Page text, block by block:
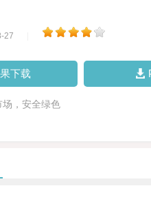
27
下载
场，安全绿色